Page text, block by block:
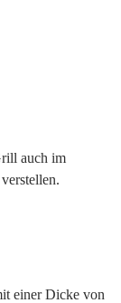
auch im
einer Dicke von